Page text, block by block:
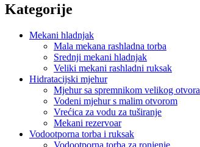
Kategorije
Mekani hladnjak
Mala mekana rashladna torba
Srednji mekani hladnjak
Veliki mekani rashladni ruksak
Hidratacijski mjehur
Mjehur sa spremnikom velikog otvora
Vodeni mjehur s malim otvorom
Vrećica za vodu za tuširanje
Mekani rezervoar
Vodootporna torba i ruksak
Vodootporna torba za ronjenje